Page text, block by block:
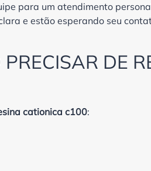
para um atendimento
e estão esperando seu
DE
cationica c100: